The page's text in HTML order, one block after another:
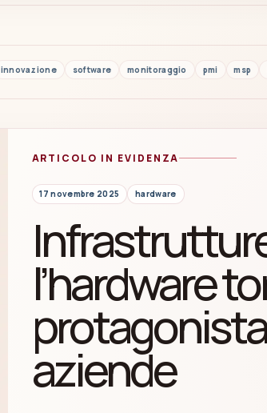
innovazione software monitoraggio pmi msp
ARTICOLO IN EVIDENZA
17 novembre 2025 hardware
l’hardware
aziende